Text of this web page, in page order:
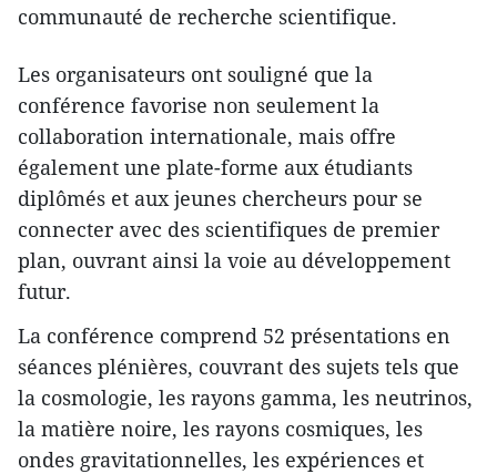
communauté de recherche scientifique.
Les organisateurs ont souligné que la
conférence favorise non seulement la
collaboration internationale, mais offre
également une plate-forme aux étudiants
diplômés et aux jeunes chercheurs pour se
connecter avec des scientifiques de premier
plan, ouvrant ainsi la voie au développement
futur.
La conférence comprend 52 présentations en
séances plénières, couvrant des sujets tels que
la cosmologie, les rayons gamma, les neutrinos,
la matière noire, les rayons cosmiques, les
ondes gravitationnelles, les expériences et